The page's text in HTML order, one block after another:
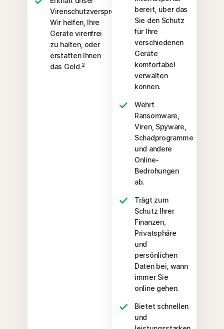
Virenschutzversprechen:
Wir helfen, Ihre
Geräte virenfrei
zu halten, oder
erstatten Ihnen
das Geld.2
bereit, über das
Sie den Schutz
für Ihre
verschiedenen
Geräte
komfortabel
verwalten
können.
Wehrt
Ransomware,
Viren, Spyware,
Schadprogramme
und andere
Online-
Bedrohungen
ab.
Trägt zum
Schutz Ihrer
Finanzen,
Privatsphäre
und
persönlichen
Daten bei, wann
immer Sie
online gehen.
Bietet schnellen
und